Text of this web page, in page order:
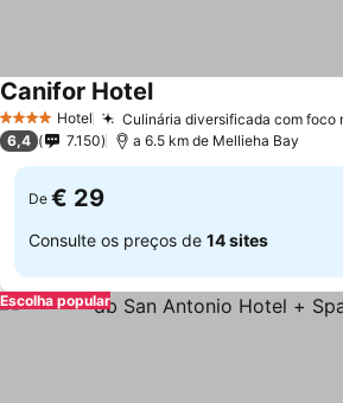
4 EstrelasHotel Culinária diversificada com foco
Canifor Hotel
6,4 7.150 a 6.5 km de Mellieha Bay
De € 29
Consulte os preços de 14 sites
Escolha popular